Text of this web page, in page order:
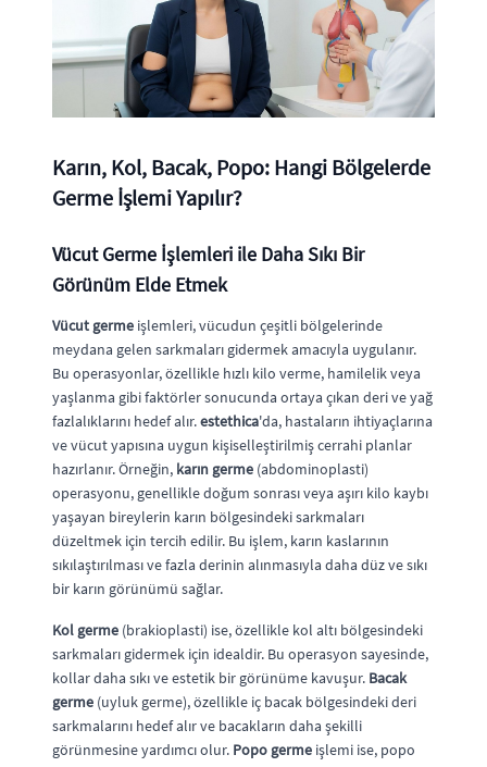
Karın, Kol, Bacak, Popo: Hangi Bölgelerde
Germe İşlemi Yapılır?
Vücut Germe İşlemleri ile Daha Sıkı Bir
Görünüm Elde Etmek
Vücut germe işlemleri, vücudun çeşitli bölgelerinde
meydana gelen sarkmaları gidermek amacıyla uygulanır.
Bu operasyonlar, özellikle hızlı kilo verme, hamilelik veya
yaşlanma gibi faktörler sonucunda ortaya çıkan deri ve yağ
fazlalıklarını hedef alır.estethica'da, hastaların ihtiyaçlarına
ve vücut yapısına uygun kişiselleştirilmiş cerrahi planlar
hazırlanır. Örneğin, karın germe (abdominoplasti)
operasyonu, genellikle doğum sonrası veya aşırı kilo kaybı
yaşayan bireylerin karın bölgesindeki sarkmaları
düzeltmek için tercih edilir. Bu işlem, karın kaslarının
sıkılaştırılması ve fazla derinin alınmasıyla daha düz ve sıkı
bir karın görünümü sağlar.
Kol germe (brakioplasti) ise, özellikle kol altı bölgesindeki
sarkmaları gidermek için idealdir. Bu operasyon sayesinde,
kollar daha sıkı ve estetik bir görünüme kavuşur. Bacak
germe (uyluk germe), özellikle iç bacak bölgesindeki deri
sarkmalarını hedef alır ve bacakların daha şekilli
görünmesine yardımcı olur. Popo germe işlemi ise, popo